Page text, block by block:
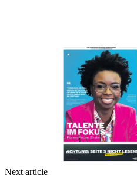
Next article